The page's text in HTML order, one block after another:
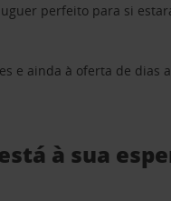
perfeito para si
e ainda à oferta de dias
à sua